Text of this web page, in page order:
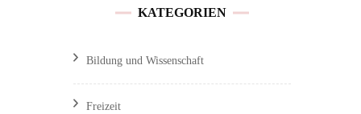
KATEGORIEN
Bildung und Wissenschaft
Freizeit